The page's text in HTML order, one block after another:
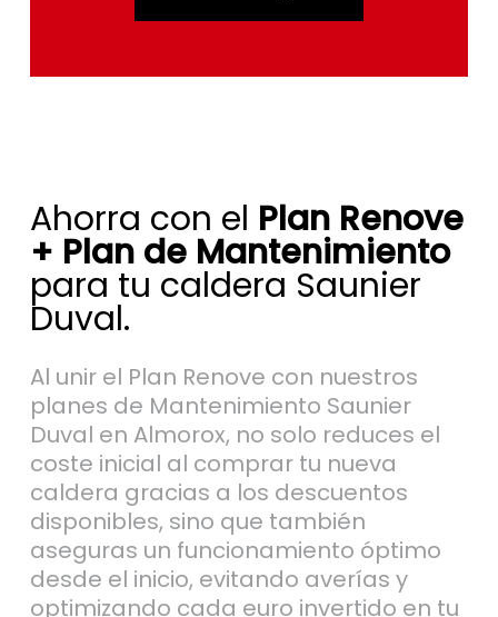
+ Plan de Mantenimiento
para tu caldera Saunier
Duval.
Al unir el Plan Renove con nuestros
planes de Mantenimiento Saunier
Duval en Almorox, no solo reduces el
coste inicial al comprar tu nueva
caldera gracias a los descuentos
disponibles, sino que también
aseguras un funcionamiento óptimo
desde el inicio, evitando averías y
optimizando cada euro invertido en tu
nueva caldera de gas.